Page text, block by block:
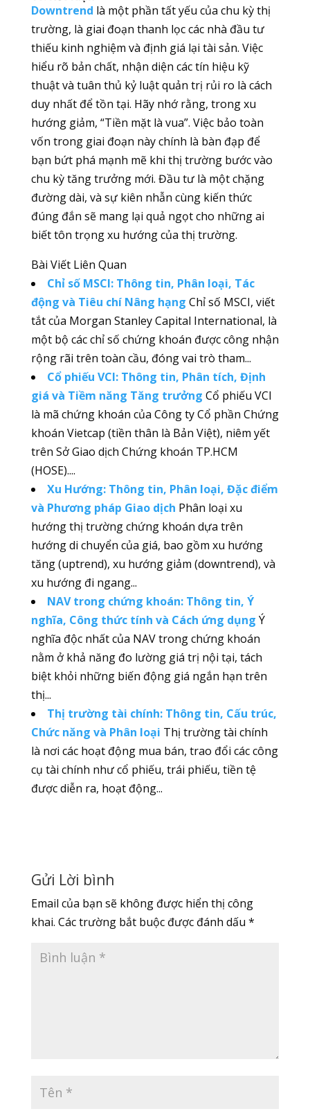
Downtrend là một phần tất yếu của chu kỳ thị
trường, là giai đoạn thanh lọc các nhà đầu tư
thiếu kinh nghiệm và định giá lại tài sản. Việc
hiểu rõ bản chất, nhận diện các tín hiệu kỹ
thuật và tuân thủ kỷ luật quản trị rủi ro là cách
duy nhất để tồn tại. Hãy nhớ rằng, trong xu
hướng giảm, “Tiền mặt là vua”. Việc bảo toàn
vốn trong giai đoạn này chính là bàn đạp để
bạn bứt phá mạnh mẽ khi thị trường bước vào
chu kỳ tăng trưởng mới. Đầu tư là một chặng
đường dài, và sự kiên nhẫn cùng kiến thức
đúng đắn sẽ mang lại quả ngọt cho những ai
biết tôn trọng xu hướng của thị trường.
Bài Viết Liên Quan
Chỉ số MSCI: Thông tin, Phân loại, Tác
động và Tiêu chí Nâng hạng Chỉ số MSCI, viết
tắt của Morgan Stanley Capital International, là
một bộ các chỉ số chứng khoán được công nhận
rộng rãi trên toàn cầu, đóng vai trò tham...
Cổ phiếu VCI: Thông tin, Phân tích, Định
giá và Tiềm năng Tăng trưởng Cổ phiếu VCI
là mã chứng khoán của Công ty Cổ phần Chứng
khoán Vietcap (tiền thân là Bản Việt), niêm yết
trên Sở Giao dịch Chứng khoán TP.HCM
(HOSE)....
Xu Hướng: Thông tin, Phân loại, Đặc điểm
và Phương pháp Giao dịch Phân loại xu
hướng thị trường chứng khoán dựa trên
hướng di chuyển của giá, bao gồm xu hướng
tăng (uptrend), xu hướng giảm (downtrend), và
xu hướng đi ngang...
NAV trong chứng khoán: Thông tin, Ý
nghĩa, Công thức tính và Cách ứng dụng Ý
nghĩa độc nhất của NAV trong chứng khoán
nằm ở khả năng đo lường giá trị nội tại, tách
biệt khỏi những biến động giá ngắn hạn trên
thị...
Thị trường tài chính: Thông tin, Cấu trúc,
Chức năng và Phân loại Thị trường tài chính
là nơi các hoạt động mua bán, trao đổi các công
cụ tài chính như cổ phiếu, trái phiếu, tiền tệ
được diễn ra, hoạt động...
Gửi Lời bình
Email của bạn sẽ không được hiển thị công
khai. Các trường bắt buộc được đánh dấu *